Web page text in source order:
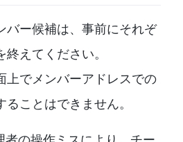
バー候補は、事前にそれぞ
えてください。
上でメンバーアドレスでの
ことはできません。